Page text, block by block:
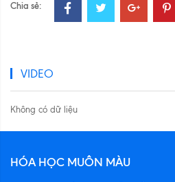
Chia sẻ:
VIDEO
Không có dữ liệu
HÓA HỌC MUÔN MÀU